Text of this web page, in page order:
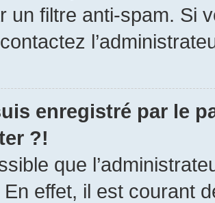
un filtre anti-spam. Si
enregistré par le
?!
que
effet, il est courant